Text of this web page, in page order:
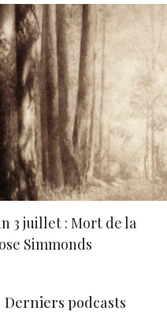
3 juillet : Mort de la
Simmonds
Derniers podcasts